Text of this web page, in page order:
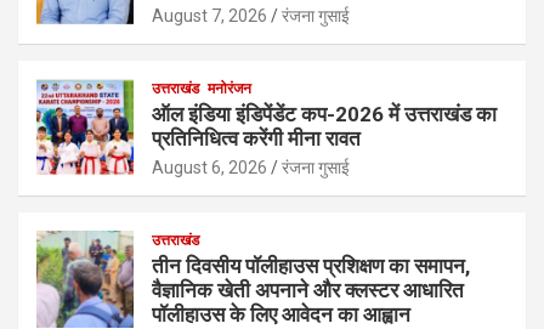
August 7, 2026 रंजना गुसाई
उत्तराखंड मनोरंजन
ऑल इंडिया इंडिपेंडेंट कप-2026 में उत्तराखंड का
प्रतिनिधित्व करेंगी मीना रावत
August 6, 2026 रंजना गुसाई
उत्तराखंड
तीन दिवसीय पॉलीहाउस प्रशिक्षण का समापन,
वैज्ञानिक खेती अपनाने और क्लस्टर आधारित
पॉलीहाउस के लिए आवेदन का आह्वान